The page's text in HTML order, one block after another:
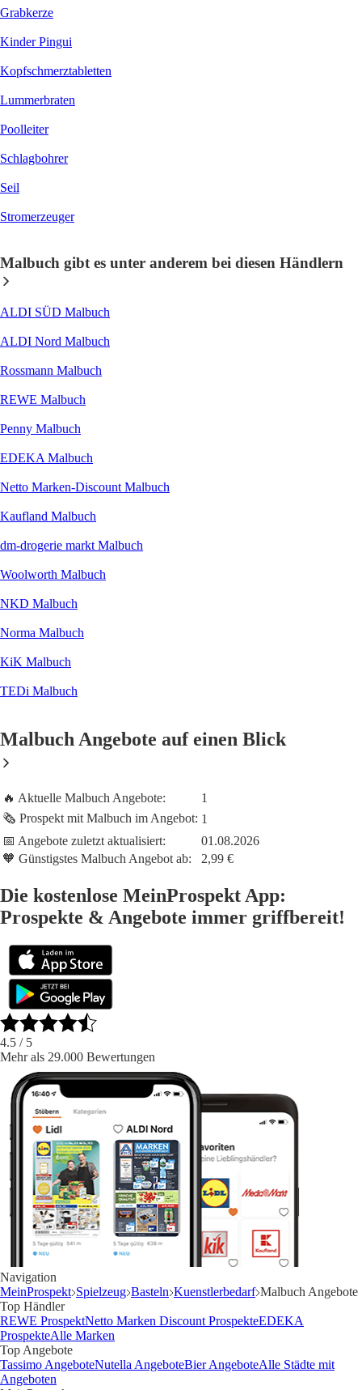
Grabkerze
Kinder Pingui
Kopfschmerztabletten
Lummerbraten
Poolleiter
Schlagbohrer
Seil
Stromerzeuger
Malbuch gibt es unter anderem bei diesen Händlern
ALDI SÜD Malbuch
ALDI Nord Malbuch
Rossmann Malbuch
REWE Malbuch
Penny Malbuch
EDEKA Malbuch
Netto Marken-Discount Malbuch
Kaufland Malbuch
dm-drogerie markt Malbuch
Woolworth Malbuch
NKD Malbuch
Norma Malbuch
KiK Malbuch
TEDi Malbuch
Malbuch Angebote auf einen Blick
🔥 Aktuelle Malbuch Angebote:
1
🗞️ Prospekt mit Malbuch im Angebot: 1
📅 Angebote zuletzt aktualisiert:
01.08.2026
🧡 Günstigstes Malbuch Angebot ab:
2,99 €
Die kostenlose MeinProspekt App:
Prospekte & Angebote immer griffbereit!
4.5 / 5
Mehr als 29.000 Bewertungen
Navigation
MeinProspekt Spielzeug Basteln Kuenstlerbedarf Malbuch Angebote
Top Händler
REWE ProspektNetto Marken Discount ProspekteEDEKA
ProspekteAlle Marken
Top Angebote
Tassimo AngeboteNutella AngeboteBier AngeboteAlle Städte mit
Angeboten